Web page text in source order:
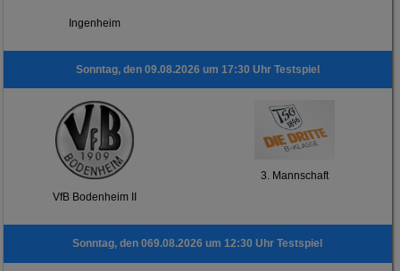
Ingenheim
Sonntag, den 09.08.2026 um 17:30 Uhr Testspiel
VfB Bodenheim II
3. Mannschaft
Sonntag, den 069.08.2026 um 12:30 Uhr Testspiel